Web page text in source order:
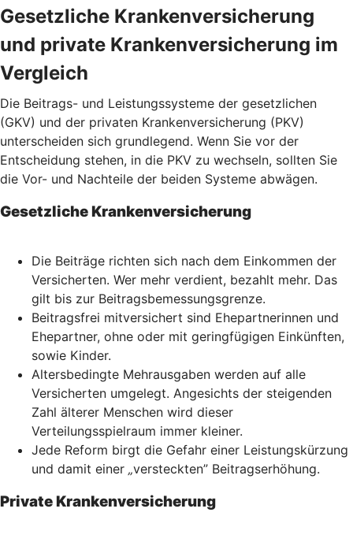
Gesetzliche Krankenversicherung
und private Krankenversicherung im
Vergleich
Die Beitrags- und Leistungssysteme der gesetzlichen
(GKV) und der privaten Krankenversicherung (PKV)
unterscheiden sich grundlegend. Wenn Sie vor der
Entscheidung stehen, in die PKV zu wechseln, sollten Sie
die Vor- und Nachteile der beiden Systeme abwägen.
Gesetzliche Krankenversicherung
Die Beiträge richten sich nach dem Einkommen der
Versicherten. Wer mehr verdient, bezahlt mehr. Das
gilt bis zur Beitragsbemessungsgrenze.
Beitragsfrei mitversichert sind Ehepartnerinnen und
Ehepartner, ohne oder mit geringfügigen Einkünften,
sowie Kinder.
Altersbedingte Mehrausgaben werden auf alle
Versicherten umgelegt. Angesichts der steigenden
Zahl älterer Menschen wird dieser
Verteilungsspielraum immer kleiner.
Jede Reform birgt die Gefahr einer Leistungskürzung
und damit einer „versteckten” Beitragserhöhung.
Private Krankenversicherung